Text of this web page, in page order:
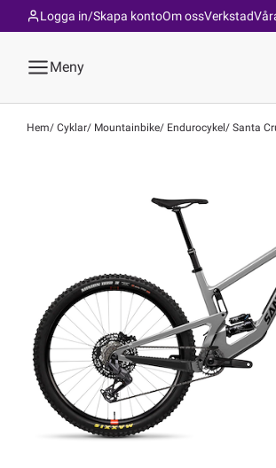
Om ossVerkstad
Logga in/Skapa konto
Meny
Hem Cyklar Mountainbike Endurocykel Santa